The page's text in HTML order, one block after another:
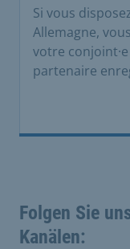
Si vous
Allemagne,
votre
partenaire
Folgen Sie
Kanälen: